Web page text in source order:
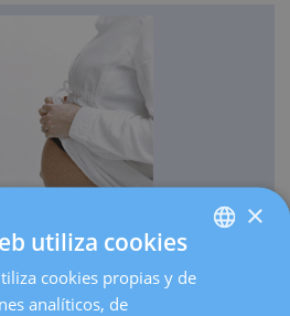
más de 3.000 bebés.
SPANISH
×
utiliza cookies
cookies propias y de
analíticos, de